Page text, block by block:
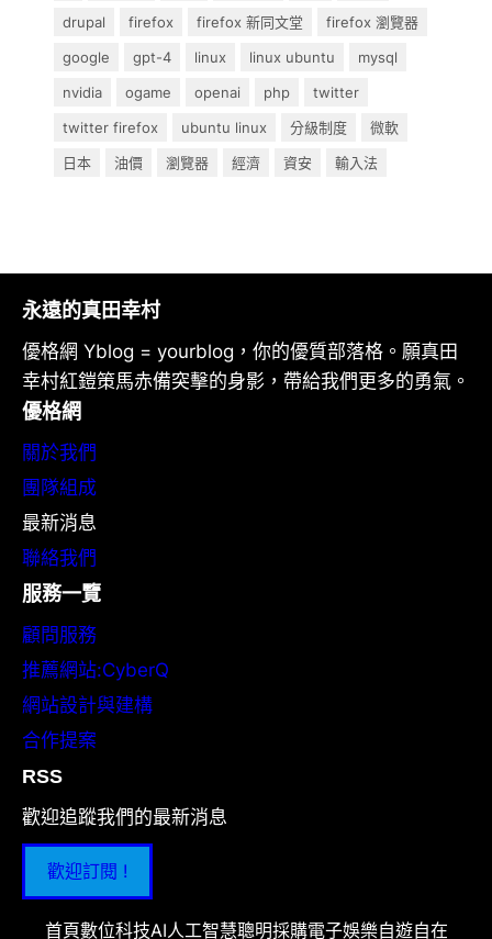
drupal
firefox firefox 新同文堂
firefox 瀏覽器
google
gpt-4 linux linux ubuntu
mysql
nvidia
ogame openai php
twitter
twitter firefox
ubuntu linux 分級制度
微軟
日本
油價 瀏覽器 經濟 資安 輸入法
永遠的真田幸村
優格網 Yblog = yourblog，你的優質部落格。願真田
幸村紅鎧策馬赤備突擊的身影，帶給我們更多的勇氣。
優格網
關於我們
團隊組成
最新消息
聯絡我們
服務一覽
顧問服務
推薦網站:CyberQ
網站設計與建構
合作提案
RSS
歡迎追蹤我們的最新消息
歡迎訂閱 !
首頁數位科技AI人工智慧聰明採購電子娛樂自遊自在